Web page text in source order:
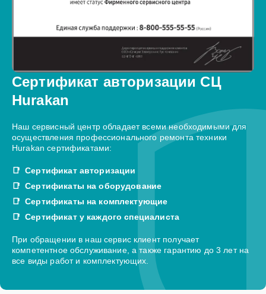
Сертификат авторизации СЦ
Hurakan
Наш сервисный центр обладает всеми необходимыми для
осуществления профессионального ремонта техники
Hurakan сертификатами:
Сертификат авторизации
Сертификаты на оборудование
Сертификаты на комплектующие
Сертификат у каждого специалиста
При обращении в наш сервис клиент получает
компетентное обслуживание, а также гарантию до 3 лет на
все виды работ и комплектующих.